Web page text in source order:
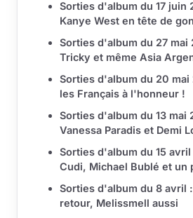
Sorties d'album du 17 juin
Kanye West en tête de
Sorties d'album du 27 mai
Tricky et même Asia
Sorties d'album du 20 mai
les Français à l'honneur !
Sorties d'album du 13 mai
Vanessa Paradis et Demi
Sorties d'album du 15 avril
Cudi, Michael Bublé et un
Sorties d'album du 8 avril
retour, Melissmell aussi